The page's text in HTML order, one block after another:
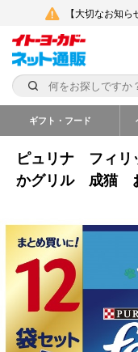
【大切なお知
ギフト・フード
ピュリナ フィ
かグリル 成猫